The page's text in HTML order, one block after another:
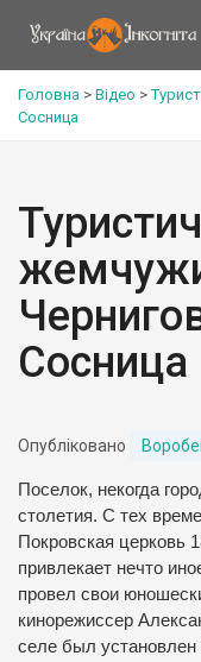
Головна > Відео >
Сосница
Сосница
Опубліковано
Поселок, некогда
столетия. С тех
Покровская церковь
привлекает нечто
провел свои
кинорежиссер
селе был установлен